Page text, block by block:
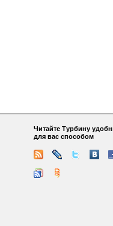
Читайте Турбину
для вас способом